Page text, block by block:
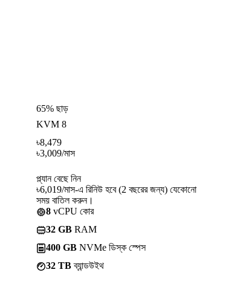
65% ছাড়
KVM 8
৳8,479
৳3,009/মাস
প্ল্যান বেছে নিন
৳6,019/মাস-এ রিনিউ হবে (2 বছরের জন্য) যেকোনো
সময় বাতিল করুন।
8 vCPU কোর
32 GB RAM
400 GB NVMe ডিস্ক স্পেস
32 TBব্যান্ডউইথ